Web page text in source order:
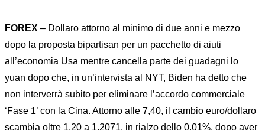
FOREX – Dollaro attorno al minimo di due anni e mezzo
dopo la proposta bipartisan per un pacchetto di aiuti
all’economia Usa mentre cancella parte dei guadagni lo
yuan dopo che, in un’intervista al NYT, Biden ha detto che
non interverrà subito per eliminare l’accordo commerciale
‘Fase 1’ con la Cina. Attorno alle 7,40, il cambio euro/dollaro
scambia oltre 1,20 a 1,2071, in rialzo dello 0,01%, dopo aver